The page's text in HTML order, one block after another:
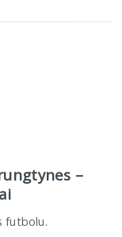
–
futbolu.